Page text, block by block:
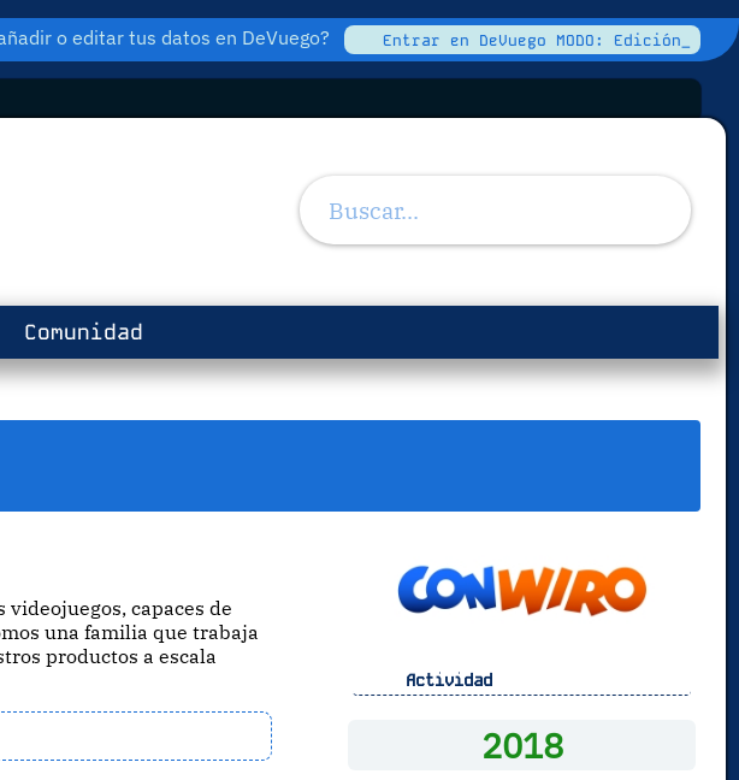
o editar tus datos en DeVuego? Entrar en DeVuego MODO: Edición_
Comunidad
capaces de
una familia que trabaja
productos a escala
Actividad
2018